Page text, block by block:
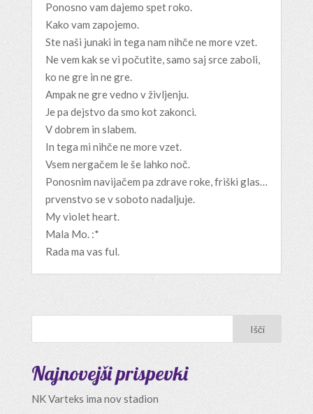
Ponosno vam dajemo spet roko.
Kako vam zapojemo.
Ste naši junaki in tega nam nihče ne more vzet.
Ne vem kak se vi počutite, samo saj srce zaboli,
ko ne gre in ne gre.
Ampak ne gre vedno v življenju.
Je pa dejstvo da smo kot zakonci.
V dobrem in slabem.
In tega mi nihče ne more vzet.
Vsem nergačem le še lahko noč.
Ponosnim navijačem pa zdrave roke, friški glas…
prvenstvo se v soboto nadaljuje.
My violet heart.
Mala Mo. :*
Rada ma vas ful.
Najnovejši prispevki
NK Varteks ima nov stadion